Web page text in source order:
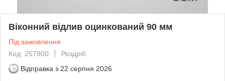
Віконний відлив оцинкований 90 мм
Під замовлення
Код: 257800
Роздріб
Відправка з 22 серпня 2026